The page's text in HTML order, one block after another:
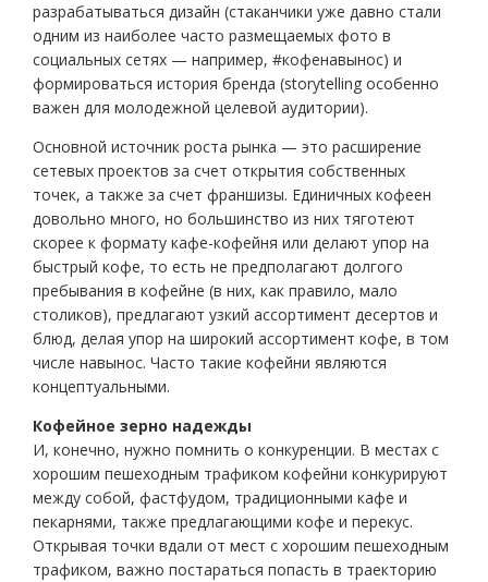
разрабатываться дизайн (стаканчики уже давно стали
одним из наиболее часто размещаемых фото в
социальных сетях — например, #кофенавынос) и
формироваться история бренда (storytelling особенно
важен для молодежной целевой аудитории).
Основной источник роста рынка — это расширение
сетевых проектов за счет открытия собственных
точек, а также за счет франшизы. Единичных кофеен
довольно много, но большинство из них тяготеют
скорее к формату кафе-кофейня или делают упор на
быстрый кофе, то есть не предполагают долгого
пребывания в кофейне (в них, как правило, мало
столиков), предлагают узкий ассортимент десертов и
блюд, делая упор на широкий ассортимент кофе, в том
числе навынос. Часто такие кофейни являются
концептуальными.
Кофейное зерно надежды
И, конечно, нужно помнить о конкуренции. В местах с
хорошим пешеходным трафиком кофейни конкурируют
между собой, фастфудом, традиционными кафе и
пекарнями, также предлагающими кофе и перекус.
Открывая точки вдали от мест с хорошим пешеходным
трафиком, важно постараться попасть в траекторию